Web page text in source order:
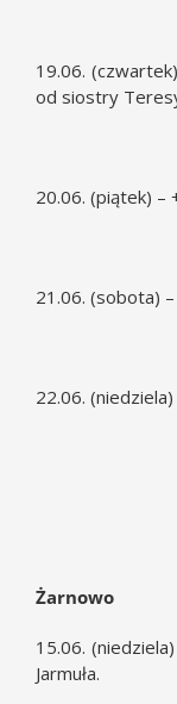
19.06.
od siostry
20.06. (piątek) –
21.06. (sobota) –
22.06.
Żarnowo
15.06.
Jarmuła.